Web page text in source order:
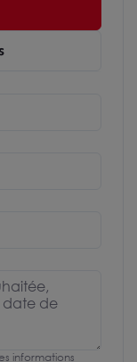
informations